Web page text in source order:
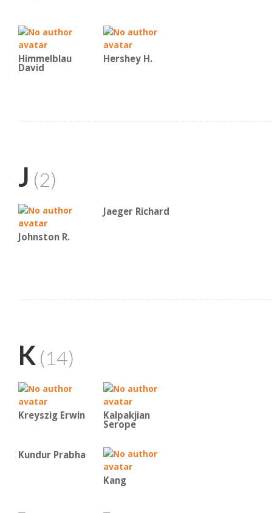
Himmelblau
David
Hershey H.
J (2)
Johnston R.
Jaeger Richard
K (14)
Kreyszig Erwin Kalpakjian
Serope
Kundur Prabha
Kang